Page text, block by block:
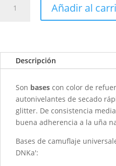
base
DNKA
-
Candy
30ML
cantidad
Añadir al
Descripción
Son bases con color de
autonivelantes de secado
glitter. De consistencia
buena adherencia a la uña
Bases de camuflaje
DNKa':